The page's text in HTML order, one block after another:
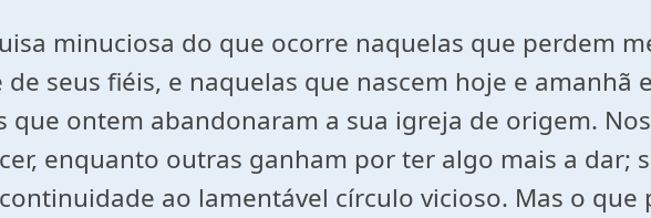
minuciosa do que ocorre naquelas que perdem
seus fiéis, e naquelas que nascem hoje e amanhã
que ontem abandonaram a sua igreja de origem.
enquanto outras ganham por ter algo mais a dar;
ao lamentável círculo vicioso. Mas o que